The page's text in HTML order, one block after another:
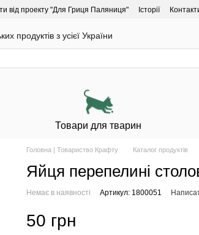
від проекту "Для Гриця Паляниця" Історії
продуктів з усієї України
Товари для тварин
Головна | Товариство Крафту Каталог продуктів
Яйця перепелині
Немає в наявності Артикул: 1800051
50 грн